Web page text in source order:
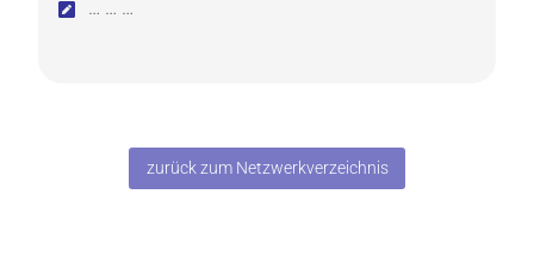
… … …
zurück zum Netzwerkverzeichnis